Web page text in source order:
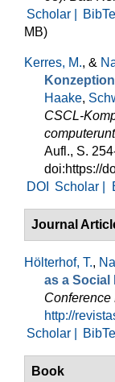
Scholar |
MB)
Kerres, M., &
Haake,
CSCL-
Aufl., S.
doi:https://
DOI
Scholar |
Journal
Hölterhof, T.,
as a Social
http://
Scholar |
Book